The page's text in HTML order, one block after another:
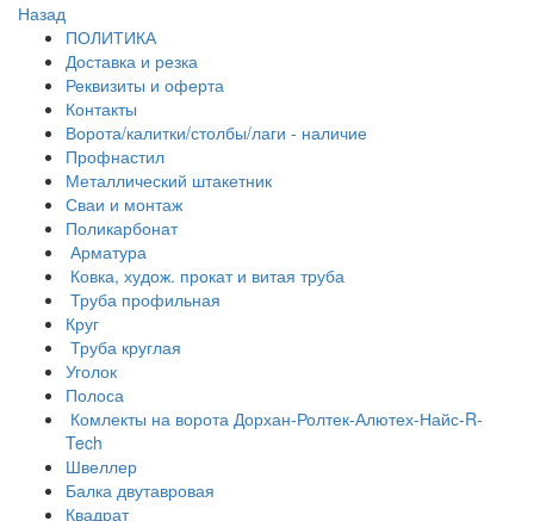
Назад
ПОЛИТИКА
Доставка и резка
Реквизиты и оферта
Контакты
Ворота/калитки/столбы/лаги - наличие
Профнастил
Металлический штакетник
Сваи и монтаж
Поликарбонат
Арматура
Ковка, худож. прокат и витая труба
Труба профильная
Круг
Труба круглая
Уголок
Полоса
Комлекты на ворота Дорхан-Ролтек-Алютех-Найс-R-
Tech
Швеллер
Балка двутавровая
Квадрат